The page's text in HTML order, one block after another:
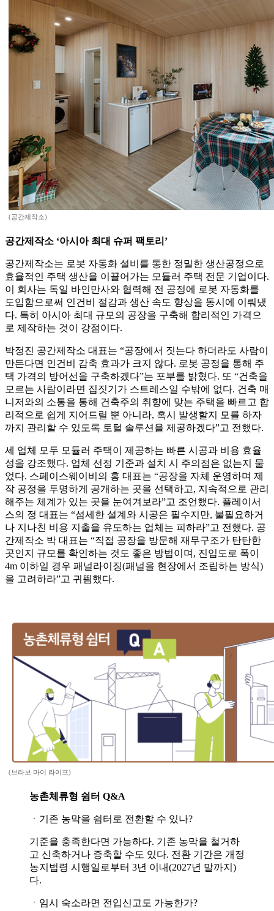
(공간제작소)
공간제작소 ‘아시아 최대 슈퍼 팩토리’
공간제작소는 로봇 자동화 설비를 통한 정밀한 생산공정으로
효율적인 주택 생산을 이끌어가는 모듈러 주택 전문 기업이다.
이 회사는 독일 바인만사와 협력해 전 공정에 로봇 자동화를
도입함으로써 인건비 절감과 생산 속도 향상을 동시에 이뤄냈
다. 특히 아시아 최대 규모의 공장을 구축해 합리적인 가격으
로 제작하는 것이 강점이다.
박정진 공간제작소 대표는 “공장에서 짓는다 하더라도 사람이
만든다면 인건비 감축 효과가 크지 않다. 로봇 공정을 통해 주
택 가격의 방어선을 구축하겠다”는 포부를 밝혔다. 또 “건축을
모르는 사람이라면 집짓기가 스트레스일 수밖에 없다. 건축 매
니저와의 소통을 통해 건축주의 취향에 맞는 주택을 빠르고 합
리적으로 쉽게 지어드릴 뿐 아니라, 혹시 발생할지 모를 하자
까지 관리할 수 있도록 토털 솔루션을 제공하겠다”고 전했다.
세 업체 모두 모듈러 주택이 제공하는 빠른 시공과 비용 효율
성을 강조했다. 업체 선정 기준과 설치 시 주의점은 없는지 물
었다. 스페이스웨이비의 홍 대표는 “공장을 자체 운영하며 제
작 공정을 투명하게 공개하는 곳을 선택하고, 지속적으로 관리
해주는 체계가 있는 곳을 눈여겨보라”고 조언했다. 플레이서
스의 정 대표는 “섬세한 설계와 시공은 필수지만, 불필요하거
나 지나친 비용 지출을 유도하는 업체는 피하라”고 전했다. 공
간제작소 박 대표는 “직접 공장을 방문해 재무구조가 탄탄한
곳인지 규모를 확인하는 것도 좋은 방법이며, 진입도로 폭이
4m 이하일 경우 패널라이징(패널을 현장에서 조립하는 방식)
을 고려하라”고 귀띔했다.
(브라보 마이 라이프)
농촌체류형 쉼터 Q&A
ㆍ기존 농막을 쉼터로 전환할 수 있나?
기준을 충족한다면 가능하다. 기존 농막을 철거하
고 신축하거나 증축할 수도 있다. 전환 기간은 개정
농지법령 시행일로부터 3년 이내(2027년 말까지)
다.
ㆍ임시 숙소라면 전입신고도 가능한가?